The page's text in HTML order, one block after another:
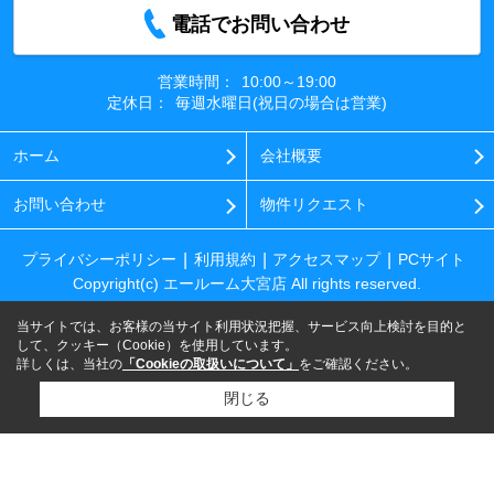
電話でお問い合わせ
営業時間：
10:00～19:00
定休日：
毎週水曜日(祝日の場合は営業)
ホーム 会社概要
お問い合わせ 物件リクエスト
プライバシーポリシー 利用規約 アクセスマップ
PCサイト
Copyright(c) エールーム大宮店 All rights reserved.
当サイトでは、お客様の当サイト利用状況把握、サービス向上検討を目的と
して、クッキー（Cookie）を使用しています。
詳しくは、当社の 「Cookieの取扱いについて」 をご確認ください。
閉じる